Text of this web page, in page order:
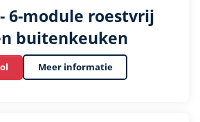
6-module roestvrij
buitenkeuken
Meer informatie